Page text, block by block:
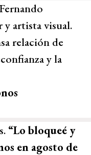
y artista visual.
relación de
y la
“Lo bloqueé y
en agosto de